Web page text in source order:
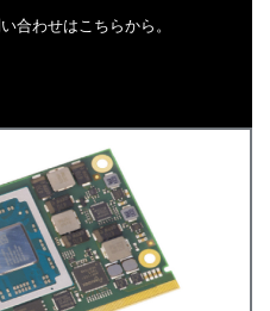
合わせはこちらから。